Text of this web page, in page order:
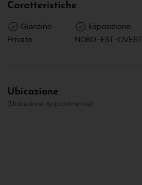
Caratteristiche
Giardino
Privato
Esposizione:
NORD-EST-OVEST
Ubicazione
(Ubicazione Approsimativa)